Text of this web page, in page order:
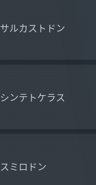
サルカストドン
シンテトケラス
スミロドン